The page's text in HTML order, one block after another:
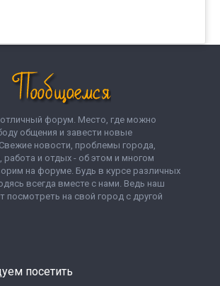
форум. Место, где можно
общения и завести новые
новости, проблемы города,
работа и отдых - об этом и многом
на форуме. Будь в курсе различных
всегда вместе с нами. Ведь наш
посмотреть на свой город с другой
посетить